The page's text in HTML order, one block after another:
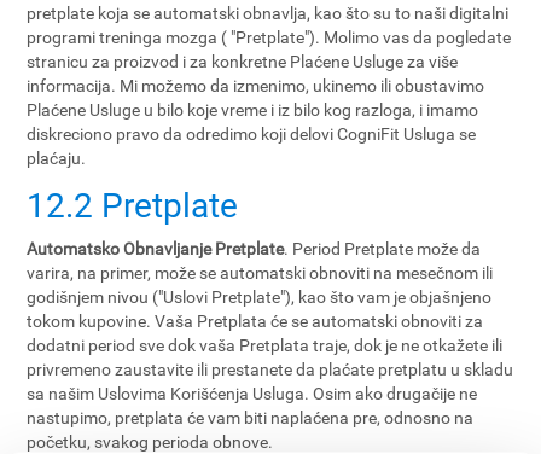
pretplate koja se automatski obnavlja, kao što su to naši digitalni
programi treninga mozga ( "Pretplate"). Molimo vas da pogledate
stranicu za proizvod i za konkretne Plaćene Usluge za više
informacija. Mi možemo da izmenimo, ukinemo ili obustavimo
Plaćene Usluge u bilo koje vreme i iz bilo kog razloga, i imamo
diskreciono pravo da odredimo koji delovi CogniFit Usluga se
plaćaju.
12.2 Pretplate
Automatsko Obnavljanje Pretplate. Period Pretplate može da
varira, na primer, može se automatski obnoviti na mesečnom ili
godišnjem nivou ("Uslovi Pretplate"), kao što vam je objašnjeno
tokom kupovine. Vaša Pretplata će se automatski obnoviti za
dodatni period sve dok vaša Pretplata traje, dok je ne otkažete ili
privremeno zaustavite ili prestanete da plaćate pretplatu u skladu
sa našim Uslovima Korišćenja Usluga. Osim ako drugačije ne
nastupimo, pretplata će vam biti naplaćena pre, odnosno na
početku, svakog perioda obnove.